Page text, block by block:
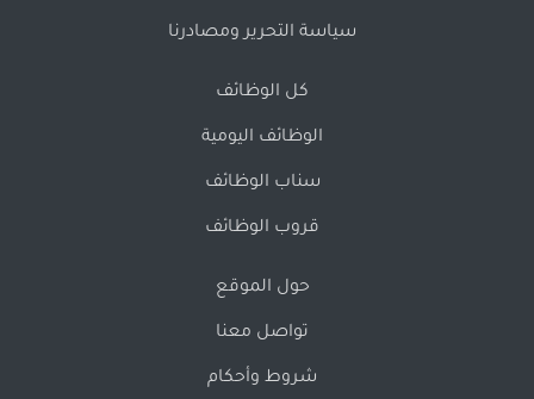
سياسة التحرير ومصادرنا
كل الوظائف
الوظائف اليومية
سناب الوظائف
قروب الوظائف
حول الموقع
تواصل معنا
شروط وأحكام